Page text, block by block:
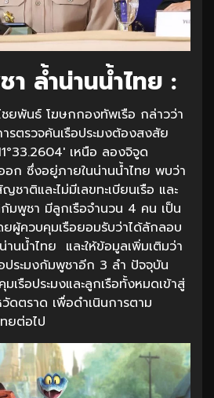
ล้ำน่านน้ำไทย :
ยพันธ์ โฆษกกองทัพเรือ กล่าวว่า
รตรวจค้นเรือประมงต้องสงสัย
เหนือ ลองจิจูด
อก ซึ่งอยู่ภายในน่านน้ำไทย พบว่า
ชาติและไม่มีเลขทะเบียนเรือ และ
มพูชา มีลูกเรือจำนวน 4 คน เป็น
ผู้ควบคุมเรือยอมรับว่าได้ลักลอบ
านน้ำไทย และให้ข้อมูลเพิ่มเติมว่า
ประมงกัมพูชาอีก 3 ลำ ปัจจุบัน
เรือประมงและลูกเรือทั้งหมดเข้าสู่
ดตราด เพื่อดำเนินการตาม
ยต่อไป